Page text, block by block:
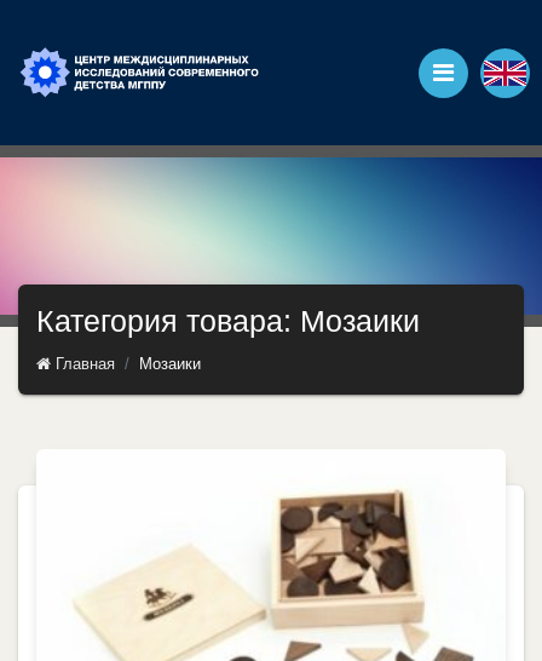
Категория товара: Мозаики
Главная Мозаики